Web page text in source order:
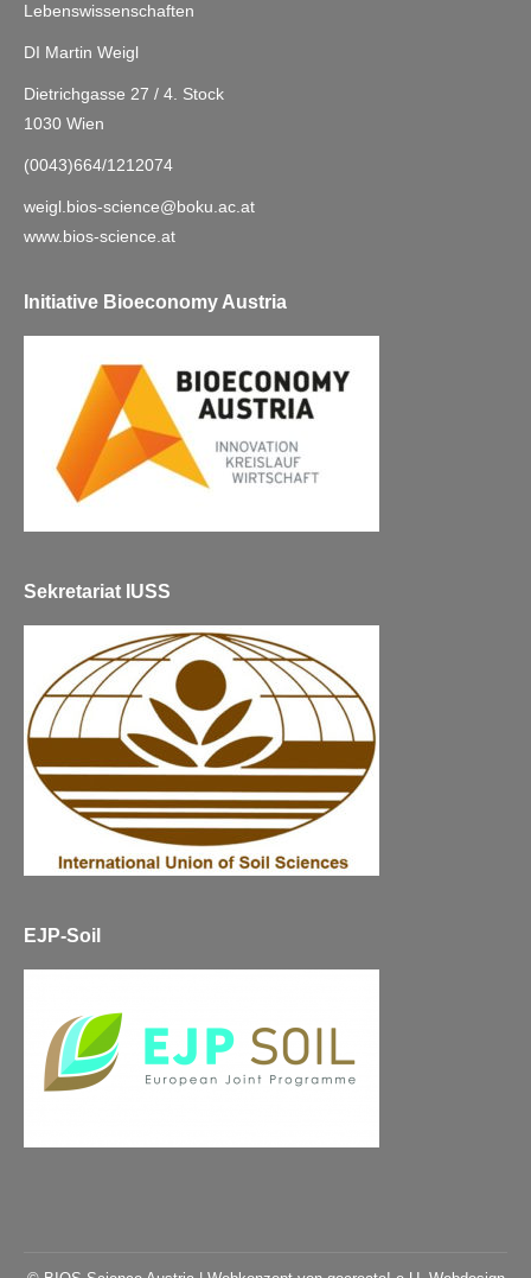
Lebenswissenschaften
DI Martin Weigl
Dietrichgasse 27 / 4. Stock
1030 Wien
(0043)664/1212074
weigl.bios-science@boku.ac.at
www.bios-science.at
Initiative Bioeconomy Austria
Sekretariat IUSS
EJP-Soil